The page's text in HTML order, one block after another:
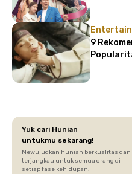
9
Yuk cari Hunian
untukmu sekarang!
Mewujudkan hunian berkualitas dan
terjangkau untuk semua orang di
setiap fase kehidupan.